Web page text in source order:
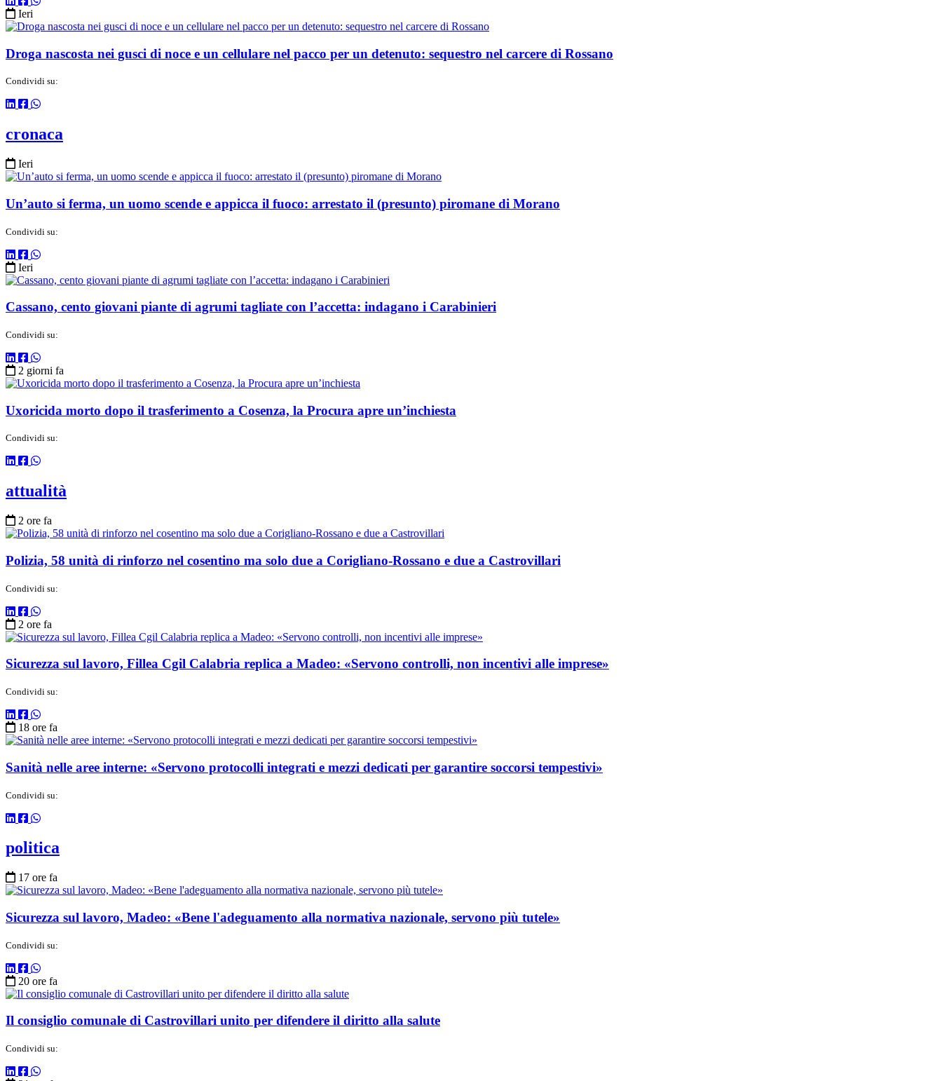
Ieri
Droga nascosta nei gusci di noce e un cellulare nel pacco per un detenuto: sequestro nel carcere di Rossano
Condividi su:
cronaca
Ieri
Un’auto si ferma, un uomo scende e appicca il fuoco: arrestato il (presunto) piromane di Morano
Condividi su:
Ieri
Cassano, cento giovani piante di agrumi tagliate con l’accetta: indagano i Carabinieri
Condividi su:
2 giorni fa
Uxoricida morto dopo il trasferimento a Cosenza, la Procura apre un’inchiesta
Condividi su:
attualità
2 ore fa
Polizia, 58 unità di rinforzo nel cosentino ma solo due a Corigliano-Rossano e due a Castrovillari
Condividi su:
2 ore fa
Sicurezza sul lavoro, Fillea Cgil Calabria replica a Madeo: «Servono controlli, non incentivi alle imprese»
Condividi su:
18 ore fa
Sanità nelle aree interne: «Servono protocolli integrati e mezzi dedicati per garantire soccorsi tempestivi»
Condividi su:
politica
17 ore fa
Sicurezza sul lavoro, Madeo: «Bene l'adeguamento alla normativa nazionale, servono più tutele»
Condividi su:
20 ore fa
Il consiglio comunale di Castrovillari unito per difendere il diritto alla salute
Condividi su: